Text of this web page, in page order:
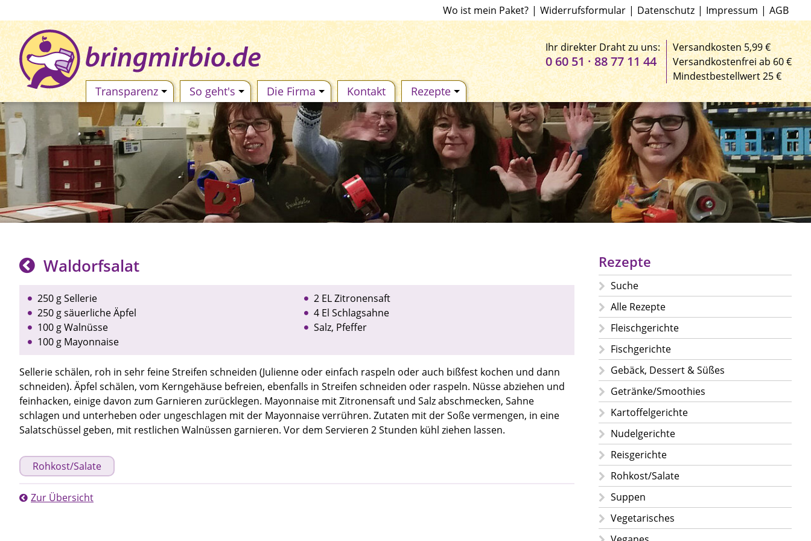
Wo ist mein Paket? | Widerrufsformular | Datenschutz | Impressum | AGB
Ihr direkter Draht zu uns:
0 60 51 · 88 77 11 44
Versandkosten 5,99 €
Versandkostenfrei ab 60 €
Mindestbestellwert 25 €
Transparenz So geht's Die Firma Kontakt Rezepte
Waldorfsalat
250 g Sellerie
250 g säuerliche Äpfel
100 g Walnüsse
100 g Mayonnaise
2 EL Zitronensaft
4 El Schlagsahne
Salz, Pfeffer
Sellerie schälen, roh in sehr feine Streifen schneiden (Julienne oder einfach raspeln oder auch bißfest kochen und dann
schneiden). Äpfel schälen, vom Kerngehäuse befreien, ebenfalls in Streifen schneiden oder raspeln. Nüsse abziehen und
feinhacken, einige davon zum Garnieren zurücklegen. Mayonnaise mit Zitronensaft und Salz abschmecken, Sahne
schlagen und unterheben oder ungeschlagen mit der Mayonnaise verrühren. Zutaten mit der Soße vermengen, in eine
Salatschüssel geben, mit restlichen Walnüssen garnieren. Vor dem Servieren 2 Stunden kühl ziehen lassen.
Rohkost/Salate
Zur Übersicht
Rezepte
Suche
Alle Rezepte
Fleischgerichte
Fischgerichte
Gebäck, Dessert & Süßes
Getränke/Smoothies
Kartoffelgerichte
Nudelgerichte
Reisgerichte
Rohkost/Salate
Suppen
Vegetarisches